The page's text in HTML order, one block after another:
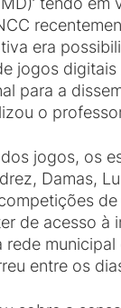
era
jogos
para a
o
jogos, os
Damas,
de acesso à
rede
entre os